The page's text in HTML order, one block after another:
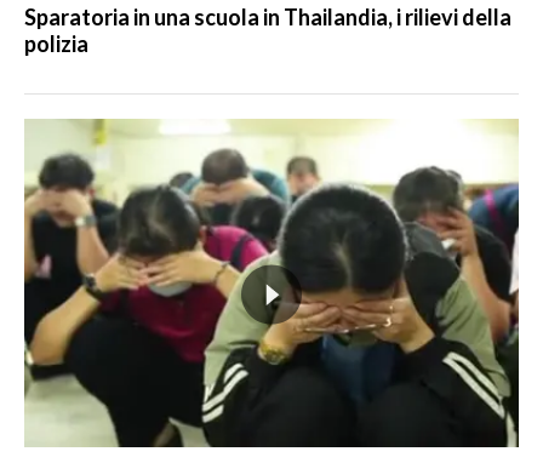
Sparatoria in una scuola in Thailandia, i rilievi della
polizia